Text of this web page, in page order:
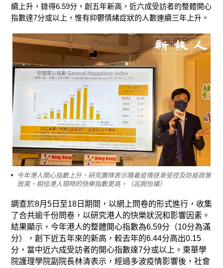
續上升，錄得6.59分，創五年新高，近六成受訪者的整體開心
指數達7分或以上，惟有抑鬱情緒症狀的人數連續三年上升。
今年港人開心指數上升，研究團隊表示隨着疫情逐漸受控及防疫政策
放寬，相信港人現時的快樂指數更高。（呂婉怡攝）
調查於8月5日至18日期間，以網上問卷的形式進行，收集
了合共逾千份問卷，以研究港人的快樂狀況和影響因素。
結果顯示，今年港人的整體開心指數為6.59分（10分為滿
分），創下近五年來的新高，較去年的6.44分高出0.15
分，當中近六成受訪者的開心指數達7分或以上。東華學
院護理學院副院長林清表示，經過多波疫情影響後，社會